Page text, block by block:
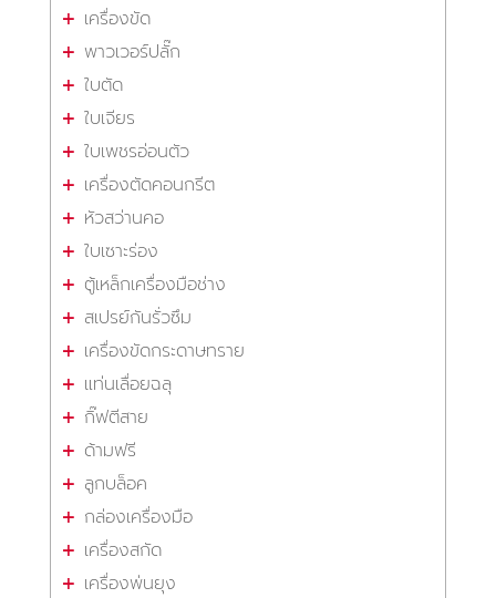
เครื่องขัด
พาวเวอร์ปลั๊ก
ใบตัด
ใบเจียร
ใบเพชรอ่อนตัว
เครื่องตัดคอนกรีต
หัวสว่านคอ
ใบเซาะร่อง
ตู้เหล็กเครื่องมือช่าง
สเปรย์กันรั่วซึม
เครื่องขัดกระดาษทราย
แท่นเลื่อยฉลุ
กิ๊ฟตีสาย
ด้ามฟรี
ลูกบล็อค
กล่องเครื่องมือ
เครื่องสกัด
เครื่องพ่นยุง